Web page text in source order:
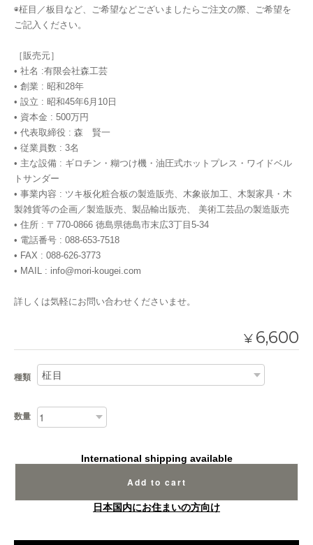
◉柾目／板目など、ご希望などございましたらご注文の際、ご希望を
ご記入ください。
［販売元］
• 社名 :有限会社森工芸
• 創業 : 昭和28年
• 設立 : 昭和45年6月10日
• 資本金 : 500万円
• 代表取締役 : 森 賢一
• 従業員数 : 3名
• 主な設備 : ギロチン・糊つけ機・油圧式ホットプレス・ワイドベル
トサンダー
• 事業内容 : ツキ板化粧合板の製造販売、木象嵌加工、木製家具・木
製雑貨等の企画／製造販売、製品輸出販売、 美術工芸品の製造販売
• 住所 : 〒770-0866 徳島県徳島市末広3丁目5-34
• 電話番号 : 088-653-7518
• FAX : 088-626-3773
• MAIL : info@mori-kougei.com
詳しくは気軽にお問い合わせくださいませ。
¥ 6,600
種類
数量
International shipping available
Add to cart
日本国内にお住まいの方向け